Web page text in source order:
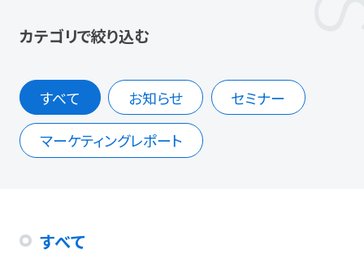
カテゴリで絞り込む
すべて お知らせ セミナー
マーケティングレポート
すべて